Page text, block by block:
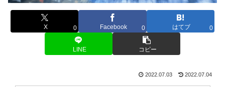
X 0 Facebook 0 はてブ 0
LINE コピー
2022.07.03 2022.07.04